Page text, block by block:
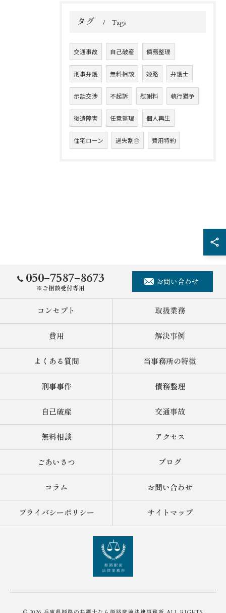
タグ Tags
交通事故 自己破産 債務整理
刑事弁護 無料相談 姫路 弁護士
示談交渉 不起訴 慰謝料 執行猶予
後遺障害 任意整理 個人再生
住宅ローン 過失割合 費用特約
050-7587-8673
※ご相談受付専用
お問い合わせ
コンセプト 取扱業務
費用 解決事例
よくある質問 当事務所の特徴
刑事事件 債務整理
自己破産 交通事故
無料相談 アクセス
ごあいさつ ブログ
コラム お問い合わせ
プライバシーポリシー サイトマップ
ご相談はこちら